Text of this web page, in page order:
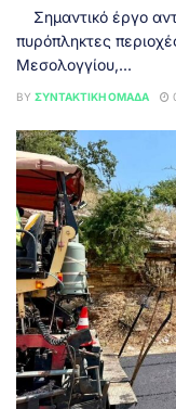
Σημαντικό έργο
πυρόπληκτες
Μεσολογγίου,...
BY ΣΥΝΤΑΚΤΙΚΉ ΟΜΆΔΑ